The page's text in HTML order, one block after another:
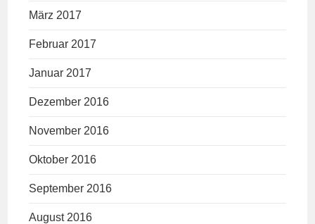
März 2017
Februar 2017
Januar 2017
Dezember 2016
November 2016
Oktober 2016
September 2016
August 2016